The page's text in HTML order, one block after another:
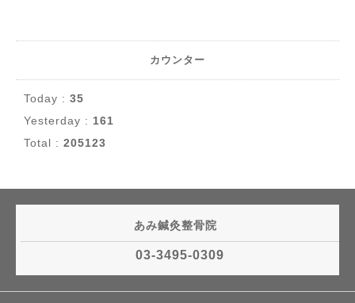
カウンター
Today : 35
Yesterday : 161
Total : 205123
あみ鍼灸整骨院
03-3495-0309